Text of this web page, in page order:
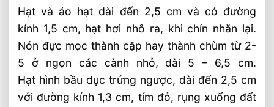
Hạt và áo hạt dài đến 2,5 cm và có đường
kính 1,5 cm, hạt hơi nhô ra, khi chín nhăn lại.
Nón đực mọc thành cặp hay thành chùm từ 2-
5 ở ngọn các cành nhỏ, dài 5 – 6,5 cm.
Hạt hình bầu dục trứng ngược, dài đến 2,5 cm
với đường kính 1,3 cm, tím đỏ, rụng xuống đất